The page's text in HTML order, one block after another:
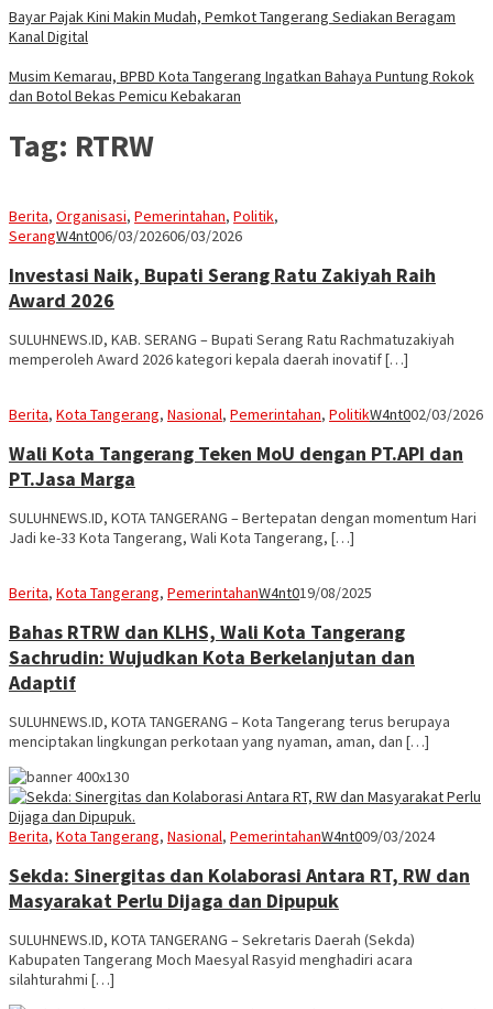
Bayar Pajak Kini Makin Mudah, Pemkot Tangerang Sediakan Beragam
Kanal Digital
Musim Kemarau, BPBD Kota Tangerang Ingatkan Bahaya Puntung Rokok
dan Botol Bekas Pemicu Kebakaran
Tag: RTRW
Berita, Organisasi, Pemerintahan, Politik,
SerangW4nt006/03/202606/03/2026
Investasi Naik, Bupati Serang Ratu Zakiyah Raih
Award 2026
SULUHNEWS.ID, KAB. SERANG – Bupati Serang Ratu Rachmatuzakiyah
memperoleh Award 2026 kategori kepala daerah inovatif […]
Berita, Kota Tangerang, Nasional, Pemerintahan, PolitikW4nt002/03/2026
Wali Kota Tangerang Teken MoU dengan PT.API dan
PT.Jasa Marga
SULUHNEWS.ID, KOTA TANGERANG – Bertepatan dengan momentum Hari
Jadi ke-33 Kota Tangerang, Wali Kota Tangerang, […]
Berita, Kota Tangerang, PemerintahanW4nt019/08/2025
Bahas RTRW dan KLHS, Wali Kota Tangerang
Sachrudin: Wujudkan Kota Berkelanjutan dan
Adaptif
SULUHNEWS.ID, KOTA TANGERANG – Kota Tangerang terus berupaya
menciptakan lingkungan perkotaan yang nyaman, aman, dan […]
Berita, Kota Tangerang, Nasional, PemerintahanW4nt009/03/2024
Sekda: Sinergitas dan Kolaborasi Antara RT, RW dan
Masyarakat Perlu Dijaga dan Dipupuk
SULUHNEWS.ID, KOTA TANGERANG – Sekretaris Daerah (Sekda)
Kabupaten Tangerang Moch Maesyal Rasyid menghadiri acara
silahturahmi […]